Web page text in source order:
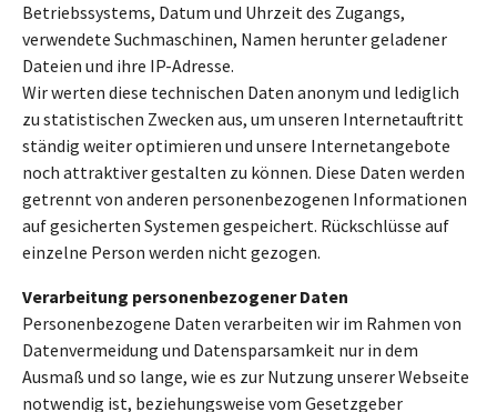
Betriebssystems, Datum und Uhrzeit des Zugangs,
verwendete Suchmaschinen, Namen herunter geladener
Dateien und ihre IP-Adresse.
Wir werten diese technischen Daten anonym und lediglich
zu statistischen Zwecken aus, um unseren Internetauftritt
ständig weiter optimieren und unsere Internetangebote
noch attraktiver gestalten zu können. Diese Daten werden
getrennt von anderen personenbezogenen Informationen
auf gesicherten Systemen gespeichert. Rückschlüsse auf
einzelne Person werden nicht gezogen.
Verarbeitung personenbezogener Daten
Personenbezogene Daten verarbeiten wir im Rahmen von
Datenvermeidung und Datensparsamkeit nur in dem
Ausmaß und so lange, wie es zur Nutzung unserer Webseite
notwendig ist, beziehungsweise vom Gesetzgeber